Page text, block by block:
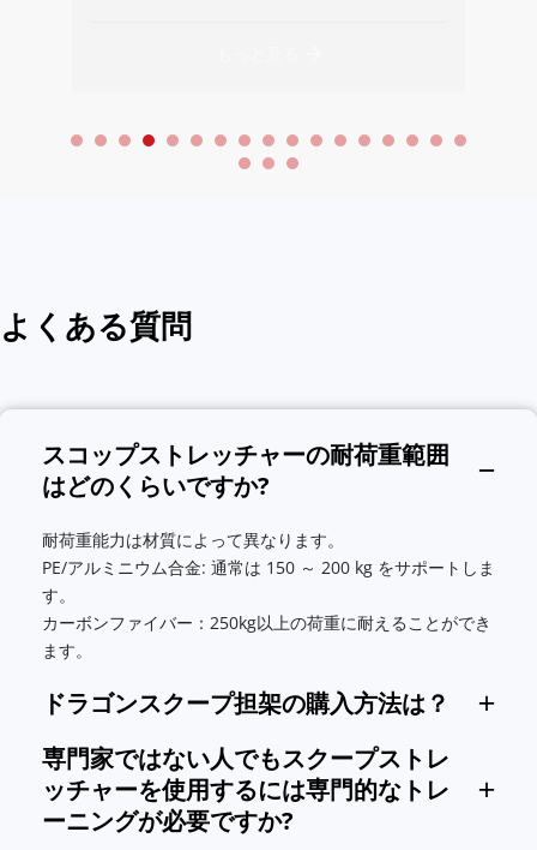
よくある質問
スコップストレッチャーの耐荷重範囲
はどのくらいですか?
耐荷重能力は材質によって異なります。
PE/アルミニウム合金: 通常は 150 ～ 200 kg をサポートしま
す。
カーボンファイバー：250kg以上の荷重に耐えることができ
ます。
ドラゴンスクープ担架の購入方法は？
公式チャネル: Dragon 公式 Web サイトまたは正規代理店を通
じて注文します。カスタマイズや大量購入サービスも利用でき
ます。
専門家ではない人でもスクープストレ
ッチャーを使用するには専門的なトレ
ーニングが必要ですか?